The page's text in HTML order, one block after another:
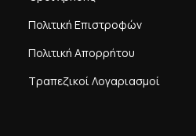
Πολιτική Επιστροφών
Πολιτική Απορρήτου
Τραπεζικοί Λογαριασμοί